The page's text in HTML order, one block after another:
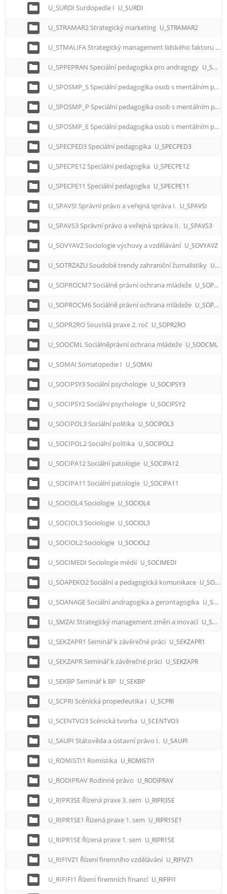
U_SURDI Surdopedie I U_SURDI
U_STRAMAR2 Strategický marketing U_STRAMAR2
U_STMALIFA Strategický management lidského faktoru
U_SPPEPRAN Speciální pedagogika pro andragogy U_SPPEPRAN
U_SPOSMP_S Speciální pedagogika osob s mentálním postižením - Somatopedie
U_SPOSMP_P Speciální pedagogika osob s mentálním postižením - Psychopedie
U_SPOSMP_E Speciální pedagogika osob s mentálním postižením - Etopedie
U_SPECPED3 Speciální pedagogika U_SPECPED3
U_SPECPE12 Speciální pedagogika U_SPECPE12
U_SPECPE11 Speciální pedagogika U_SPECPE11
U_SPAVSI Správní právo a veřejná správa I. U_SPAVSI
U_SPAVS3 Správní právo a veřejná správa II. U_SPAVS3
U_SOVYAVZ Sociologie výchovy a vzdělávání U_SOVYAVZ
U_SOTRZAZU Soudobé trendy zahraniční žurnalistiky U_SOTRZAZU
U_SOPROCM7 Sociálně právní ochrana mládeže U_SOPROCM7
U_SOPROCM6 Sociálně právní ochrana mládeže U_SOPROCM6
U_SOPR2RO Souvislá praxe 2. roč U_SOPR2RO
U_SOOCML Sociálněprávní ochrana mládeže U_SOOCML
U_SOMAI Somatopedie I U_SOMAI
U_SOCIPSY3 Sociální psychologie U_SOCIPSY3
U_SOCIPSY2 Sociální psychologie U_SOCIPSY2
U_SOCIPOL3 Sociální politika U_SOCIPOL3
U_SOCIPOL2 Sociální politika U_SOCIPOL2
U_SOCIPA12 Sociální patologie U_SOCIPA12
U_SOCIPA11 Sociální patologie U_SOCIPA11
U_SOCIOL4 Sociologie U_SOCIOL4
U_SOCIOL3 Sociologie U_SOCIOL3
U_SOCIOL2 Sociologie U_SOCIOL2
U_SOCIMEDI Sociologie médií U_SOCIMEDI
U_SOAPEKO2 Sociální a pedagogická komunikace U_SOAPEKO2
U_SOANAGE Sociální andragogika a gerontagogika U_SOANAGE
U_SMZAI Strategický management změn a inovací U_SMZAI
U_SEKZAPR1 Seminář k závěrečné práci U_SEKZAPR1
U_SEKZAPR Seminář k závěrečné práci U_SEKZAPR
U_SEKBP Seminář k BP U_SEKBP
U_SCPRI Scénická propedeutika I U_SCPRI
U_SCENTVO3 Scénická tvorba U_SCENTVO3
U_SAUPI Státověda a ústavní právo I. U_SAUPI
U_ROMISTI1 Romistika U_ROMISTI1
U_RODIPRAV Rodinné právo U_RODIPRAV
U_RIPR3SE Řízená praxe 3. sem U_RIPR3SE
U_RIPR1SE1 Řízená praxe 1. sem U_RIPR1SE1
U_RIPR1SE Řízená praxe 1. sem U_RIPR1SE
U_RIFIVZ1 Řízení firemního vzdělávání U_RIFIVZ1
U_RIFIFI1 Řízení firemních financí U_RIFIFI1